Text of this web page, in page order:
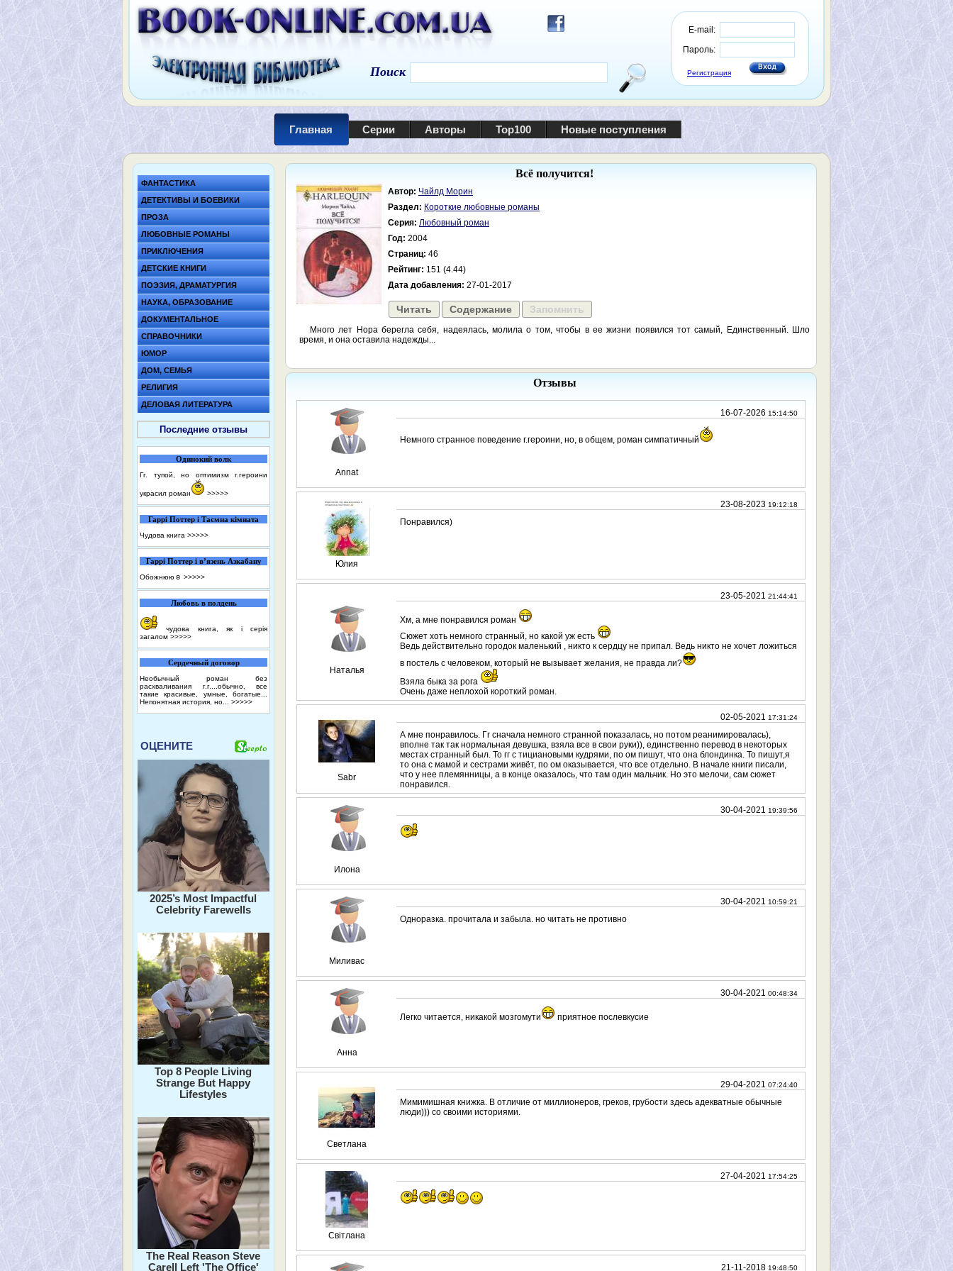
E-mail:
Пароль:
Регистрация
Поиск
Главная Серии Авторы Top100 Новые поступления
ФАНТАСТИКА
ДЕТЕКТИВЫ И БОЕВИКИ
ПРОЗА
ЛЮБОВНЫЕ РОМАНЫ
ПРИКЛЮЧЕНИЯ
ДЕТСКИЕ КНИГИ
ПОЭЗИЯ, ДРАМАТУРГИЯ
НАУКА, ОБРАЗОВАНИЕ
ДОКУМЕНТАЛЬНОЕ
СПРАВОЧНИКИ
ЮМОР
ДОМ, СЕМЬЯ
РЕЛИГИЯ
ДЕЛОВАЯ ЛИТЕРАТУРА
Последние отзывы
Одинокий волк
Гг. тупой, но оптимизм г.героини
украсил роман >>>>>
Гаррі Поттер і Таємна кімната
Чудова книга >>>>>
Гаррі Поттер і в’язень Азкабану
Обожнюю☺️ >>>>>
Любовь в полдень
чудова книга, як і серія
загалом >>>>>
Сердечный договор
Необычный роман без
расхваливания г.г....обычно, все
такие красивые, умные, богатые...
Непонятная история, но... >>>>>
ОЦЕНИТЕ
2025’s Most Impactful
Celebrity Farewells
Top 8 People Living
Strange But Happy
Lifestyles
The Real Reason Steve
Carell Left 'The Office'
Всё получится!
Автор: Чайлд Морин
Раздел: Короткие любовные романы
Серия: Любовный роман
Год: 2004
Страниц: 46
Рейтинг: 151 (4.44)
Дата добавления: 27-01-2017
Читать Содержание Запомнить
Много лет Нора берегла себя, надеялась, молила о том, чтобы в ее жизни появился тот самый, Единственный. Шло
время, и она оставила надежды...
Отзывы
Annat
16-07-2026 15:14:50
Немного странное поведение г.героини, но, в общем, роман симпатичный
Юлия
23-08-2023 19:12:18
Понравился)
Наталья
23-05-2021 21:44:41
Хм, а мне понравился роман
Сюжет хоть немного странный, но какой уж есть
Ведь действительно городок маленький , никто к сердцу не припал. Ведь никто не хочет ложиться
в постель с человеком, который не вызывает желания, не правда ли?
Взяла быка за рога
Очень даже неплохой короткий роман.
Sabr
02-05-2021 17:31:24
А мне понравилось. Гг сначала немного странной показалась, но потом реанимировалась),
вполне так так нормальная девушка, взяла все в свои руки)), единственно перевод в некоторых
местах странный был. То гг с тициановыми кудрями, по ом пишут, что она блондинка. То пишут,я
то она с мамой и сестрами живёт, по ом оказывается, что все отдельно. В начале книги писали,
что у нее племянницы, а в конце оказалось, что там один мальчик. Но это мелочи, сам сюжет
понравился.
Илона
30-04-2021 19:39:56
Миливас
30-04-2021 10:59:21
Одноразка. прочитала и забыла. но читать не противно
Анна
30-04-2021 00:48:34
Легко читается, никакой мозгомути приятное послевкусие
Светлана
29-04-2021 07:24:40
Мимимишная книжка. В отличие от миллионеров, греков, грубости здесь адекватные обычные
люди))) со своими историями.
Світлана
27-04-2021 17:54:25
21-11-2018 19:48:50